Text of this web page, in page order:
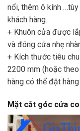
nổi, thêm ô kính
khách hàng.
+ Khuôn cửa được
và đóng cửa nhẹ
+ Kích thước tiêu
2200 mm (hoặc
hàng có thể đặt
Mặt cắt góc cửa